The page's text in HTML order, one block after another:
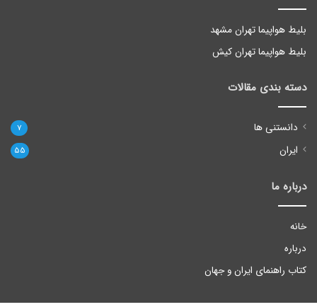
بلیط هواپیما تهران مشهد
بلیط هواپیما تهران کیش
دسته بندی مقالات
دانستنی ها 7
ایران 55
درباره ما
خانه
درباره
کتاب راهنمای ایران و جهان